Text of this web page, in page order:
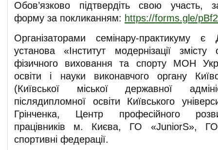
Обов’язково підтвердіть свою участь,
форму за покликанням: https://forms.gle/
Організаторами семінару-практикуму
установа «Інститут модернізації змісту
фізичного виховання та спорту МОН
освіти і науки виконавчого органу
(Київської міської державної
післядипломної освіти Київського
Грінченка, Центр професійного
працівників м. Києва, ГО «JuniorS»,
спортивні федерації.